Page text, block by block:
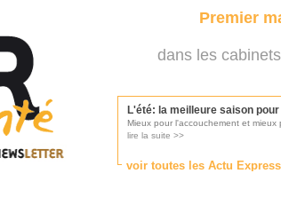
Premier
dans les
voir toutes les Actu
L'été: la meilleure saison
Mieux pour l'accouchement et mieux
lire la suite >>